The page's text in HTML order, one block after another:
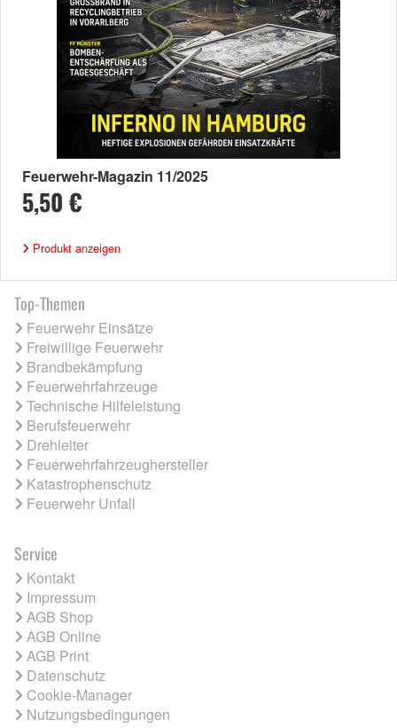
Feuerwehr-Magazin 11/2025
5,50 €
Produkt anzeigen
Top-Themen
Feuerwehr Einsätze
Freiwillige Feuerwehr
Brandbekämpfung
Feuerwehrfahrzeuge
Technische Hilfeleistung
Berufsfeuerwehr
Drehleiter
Feuerwehrfahrzeughersteller
Katastrophenschutz
Feuerwehr Unfall
Service
Kontakt
Impressum
AGB Shop
AGB Online
AGB Print
Datenschutz
Cookie-Manager
Nutzungsbedingungen